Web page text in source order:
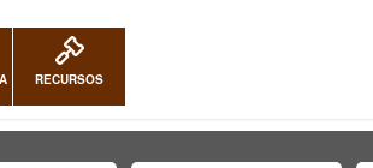
RECURSOS